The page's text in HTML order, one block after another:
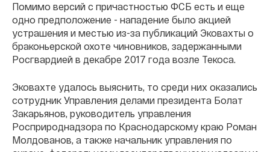
Помимо версий с причастностью ФСБ есть и еще
одно предположение - нападение было акцией
устрашения и местью из-за публикаций Эковахты о
браконьерской охоте чиновников, задержанными
Росгвардией в декабре 2017 года возле Текоса.
Эковахте удалось выяснить, то среди них оказались
сотрудник Управления делами президента Болат
Закарьянов, руководитель управления
Росприроднадзора по Краснодарскому краю Роман
Молдованов, а также начальник управления по